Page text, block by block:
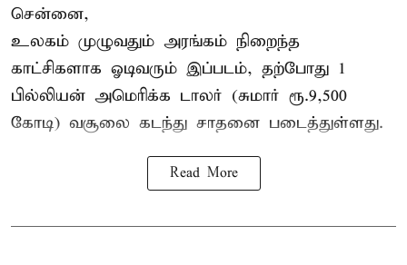
சென்னை,
உலகம் முழுவதும் அரங்கம் நிறைந்த
காட்சிகளாக ஓடிவரும் இப்படம், தற்போது 1
பில்லியன் அமெரிக்க டாலர் (சுமார் ரூ.9,500
கோடி) வசூலை கடந்து சாதனை படைத்துள்ளது.
Read More